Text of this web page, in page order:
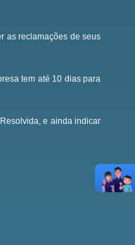
as reclamações de seus
tem até 10 dias para
e ainda indicar